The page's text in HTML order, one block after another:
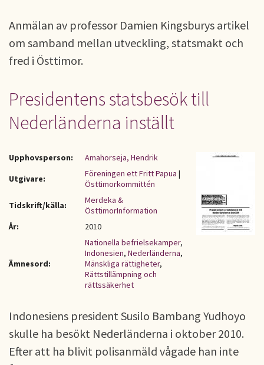
Anmälan av professor Damien Kingsburys artikel
om samband mellan utveckling, statsmakt och
fred i Östtimor.
Presidentens statsbesök till
Nederländerna inställt
Upphovsperson:
Amahorseja, Hendrik
Utgivare:
Föreningen ett Fritt Papua |
Östtimorkommittén
Tidskrift/källa:
Merdeka &
ÖsttimorInformation
År:
2010
Ämnesord:
Nationella befrielsekamper,
Indonesien, Nederländerna,
Mänskliga rättigheter,
Rättstillämpning och
rättssäkerhet
Indonesiens president Susilo Bambang Yudhoyo
skulle ha besökt Nederländerna i oktober 2010.
Efter att ha blivit polisanmäld vågade han inte